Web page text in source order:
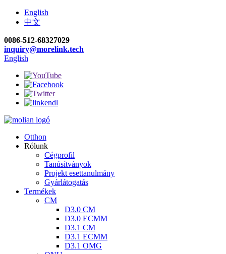
English
中文
0086-512-68327029
inquiry@morelink.tech
English
Otthon
Rólunk
Cégprofil
Tanúsítványok
Projekt esettanulmány
Gyárlátogatás
Termékek
CM
D3.0 CM
D3.0 ECMM
D3.1 CM
D3.1 ECMM
D3.1 OMG